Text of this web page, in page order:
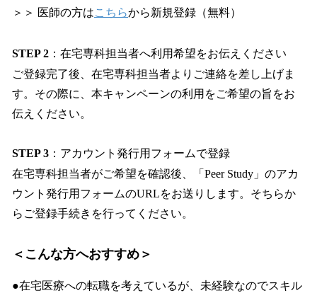
＞＞ 医師の方はこちらから新規登録（無料）
STEP 2 ：在宅専科担当者へ利用希望をお伝えください
ご登録完了後、在宅専科担当者よりご連絡を差し上げま
す。その際に、本キャンペーンの利用をご希望の旨をお
伝えください。
STEP 3 ：アカウント発行用フォームで登録
在宅専科担当者がご希望を確認後、「Peer Study」のアカ
ウント発行用フォームのURLをお送りします。そちらか
らご登録手続きを行ってください。
＜こんな方へおすすめ＞
●在宅医療への転職を考えているが、未経験なのでスキル